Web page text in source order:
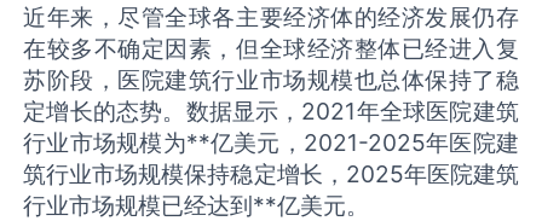
近年来，尽管全球各主要经济体的经济发展仍存
在较多不确定因素，但全球经济整体已经进入复
苏阶段，医院建筑行业市场规模也总体保持了稳
定增长的态势。数据显示，2021年全球医院建筑
行业市场规模为**亿美元，2021-2025年医院建
筑行业市场规模保持稳定增长，2025年医院建筑
行业市场规模已经达到**亿美元。